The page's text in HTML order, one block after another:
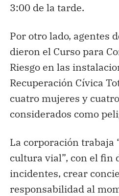
3:00 de la tarde.
Por otro lado, agentes
dieron el Curso para
Riesgo en las
Recuperación Cívica
cuatro mujeres y
considerados como
La corporación trabaja
cultura vial”, con el fin
incidentes, crear
responsabilidad al